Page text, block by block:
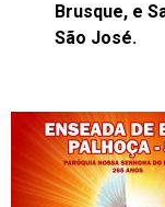
Brusque, e
São José.